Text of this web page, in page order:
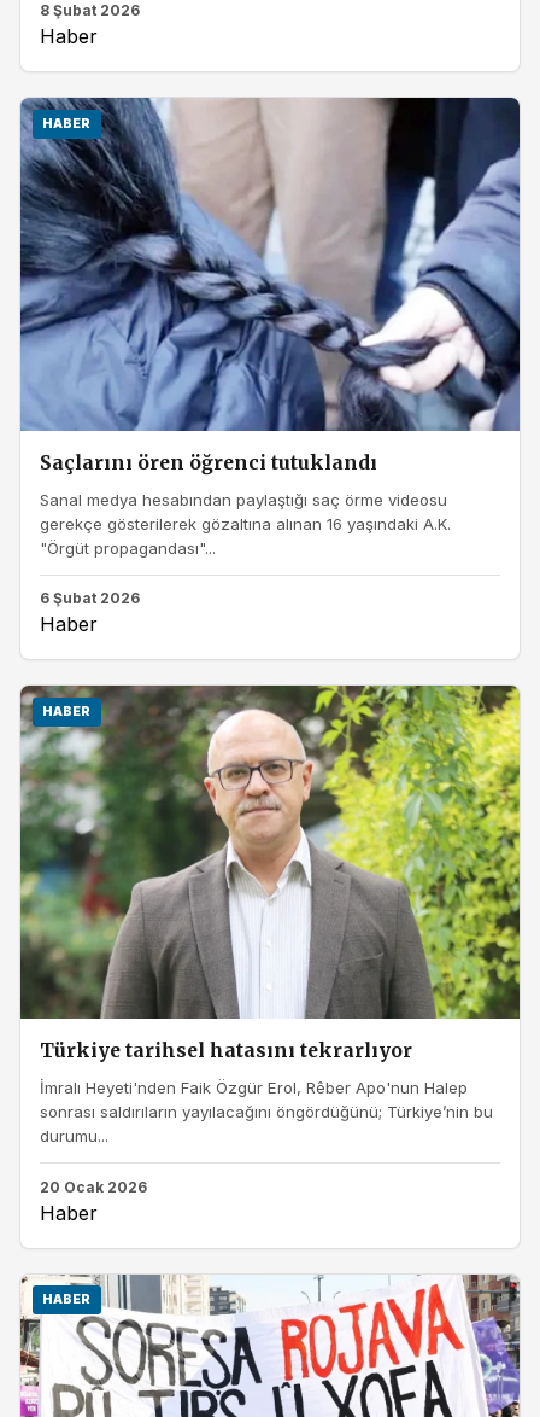
8 Şubat 2026
Haber
HABER
Saçlarını ören öğrenci tutuklandı
Sanal medya hesabından paylaştığı saç örme videosu
gerekçe gösterilerek gözaltına alınan 16 yaşındaki A.K.
"Örgüt propagandası"...
6 Şubat 2026
Haber
HABER
Türkiye tarihsel hatasını tekrarlıyor
İmralı Heyeti'nden Faik Özgür Erol, Rêber Apo'nun Halep
sonrası saldırıların yayılacağını öngördüğünü; Türkiye’nin bu
durumu...
20 Ocak 2026
Haber
HABER